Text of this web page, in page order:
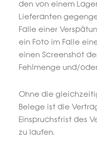
den von einem
Lieferanten
Falle einer
ein Foto im Falle
einen Screenshot
Fehlmenge und/
Ohne die
Belege ist die
Einspruchsfrist des
zu laufen.